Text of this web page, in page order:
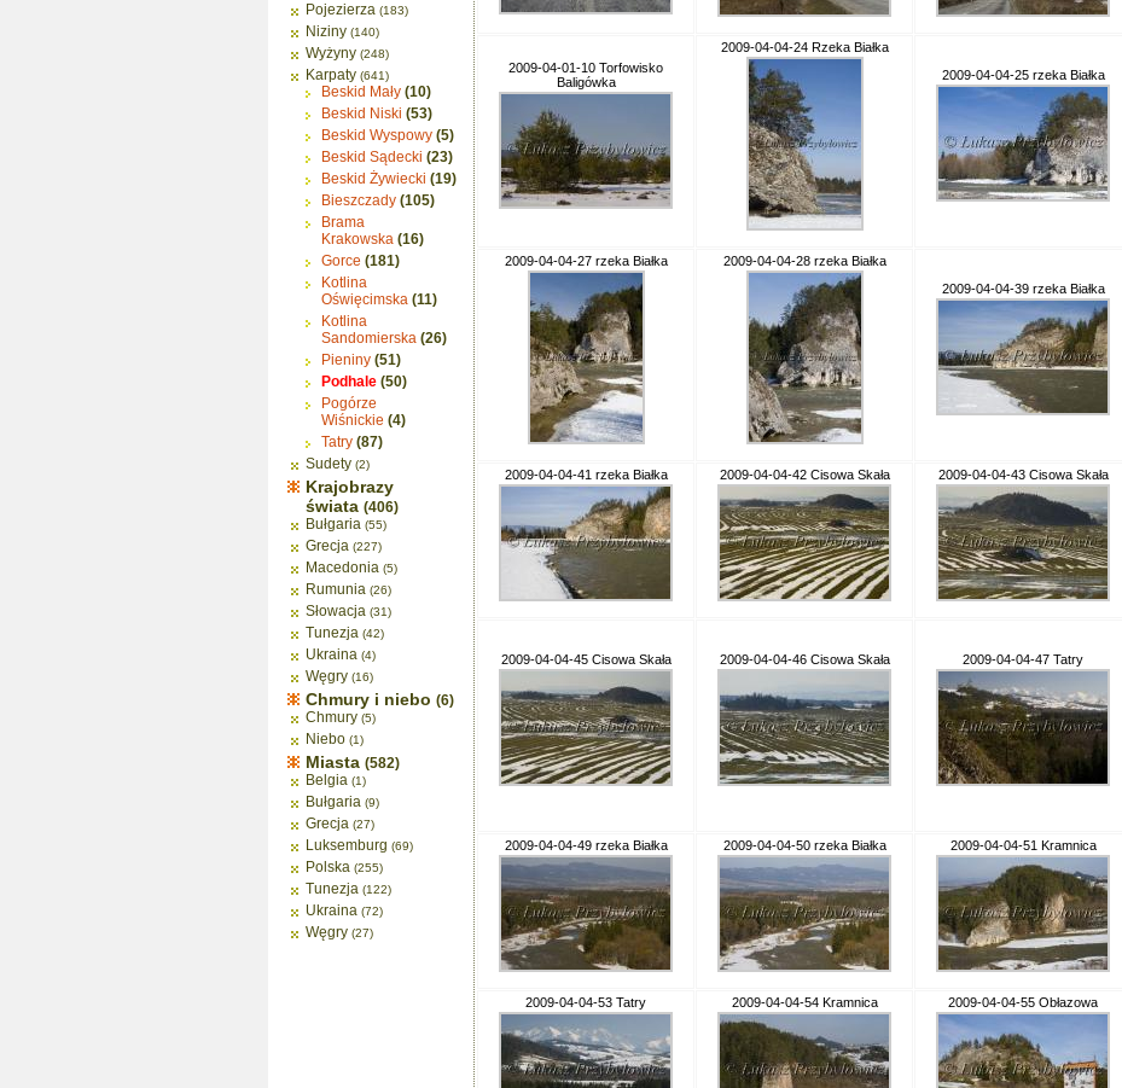
Pojezierza (183)
Niziny (140)
Wyżyny (248)
Karpaty (641)
Beskid Mały (10)
Beskid Niski (53)
Beskid Wyspowy (5)
Beskid Sądecki (23)
Beskid Żywiecki (19)
Bieszczady (105)
Brama
Krakowska (16)
Gorce (181)
Kotlina
Oświęcimska (11)
Kotlina
Sandomierska (26)
Pieniny (51)
Podhale (50)
Pogórze
Wiśnickie (4)
Tatry (87)
Sudety (2)
Krajobrazy
świata (406)
Bułgaria (55)
Grecja (227)
Macedonia (5)
Rumunia (26)
Słowacja (31)
Tunezja (42)
Ukraina (4)
Węgry (16)
Chmury i niebo (6)
Chmury (5)
Niebo (1)
Miasta (582)
Belgia (1)
Bułgaria (9)
Grecja (27)
Luksemburg (69)
Polska (255)
Tunezja (122)
Ukraina (72)
Węgry (27)
2009-04-01-10 Torfowisko
Baligówka
2009-04-04-24 Rzeka Białka
2009-04-04-25 rzeka Białka
2009-04-04-27 rzeka Białka
2009-04-04-28 rzeka Białka
2009-04-04-39 rzeka Białka
2009-04-04-41 rzeka Białka 2009-04-04-42 Cisowa Skała 2009-04-04-43 Cisowa Skała
2009-04-04-45 Cisowa Skała 2009-04-04-46 Cisowa Skała 2009-04-04-47 Tatry
2009-04-04-49 rzeka Białka 2009-04-04-50 rzeka Białka 2009-04-04-51 Kramnica
2009-04-04-53 Tatry 2009-04-04-54 Kramnica 2009-04-04-55 Obłazowa